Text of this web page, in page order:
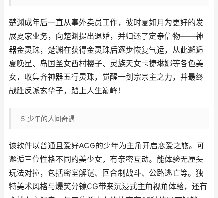
楚渊成年后一直从事外卖员工作，彼时夏如月为更好的发
展夏家业务，向楚渊提出退婚，并归还了定亲信物——神
器金灵珠，楚渊在获得金灵珠后逐步恢复气运，从此邂逅
夏晚星、岛国圣女西村樱子、灵族天女卡捷琳娜等各色美
女，收集齐神器五行灵珠，觉醒一剑宗宗主之力，并最终
战胜反派玄华子，踏上人生巅峰！
5 少年的人间奇遇
该软件以普通且爱好ACG的少年为主角开启恋爱之旅。可
邂逅三位性格不同的美少女，有亲密互动。能体验无厘头
玩法对撞，包括密室解谜、回合制战斗、公路逃亡等。独
特美术风格与爆笑分镜CG带来沉浸式主角视角体验，还有